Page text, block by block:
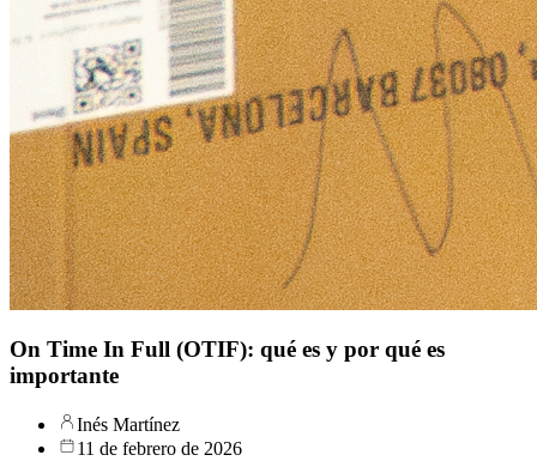
On Time In Full (OTIF): qué es y por qué es
importante
Inés Martínez
11 de febrero de 2026